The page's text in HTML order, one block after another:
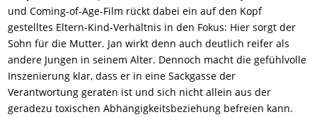
und Coming-of-Age-Film rückt dabei ein auf den Kopf
gestelltes Eltern-Kind-Verhältnis in den Fokus: Hier sorgt der
Sohn für die Mutter. Jan wirkt denn auch deutlich reifer als
andere Jungen in seinem Alter. Dennoch macht die gefühlvolle
Inszenierung klar, dass er in eine Sackgasse der
Verantwortung geraten ist und sich nicht allein aus der
geradezu toxischen Abhängigkeitsbeziehung befreien kann.